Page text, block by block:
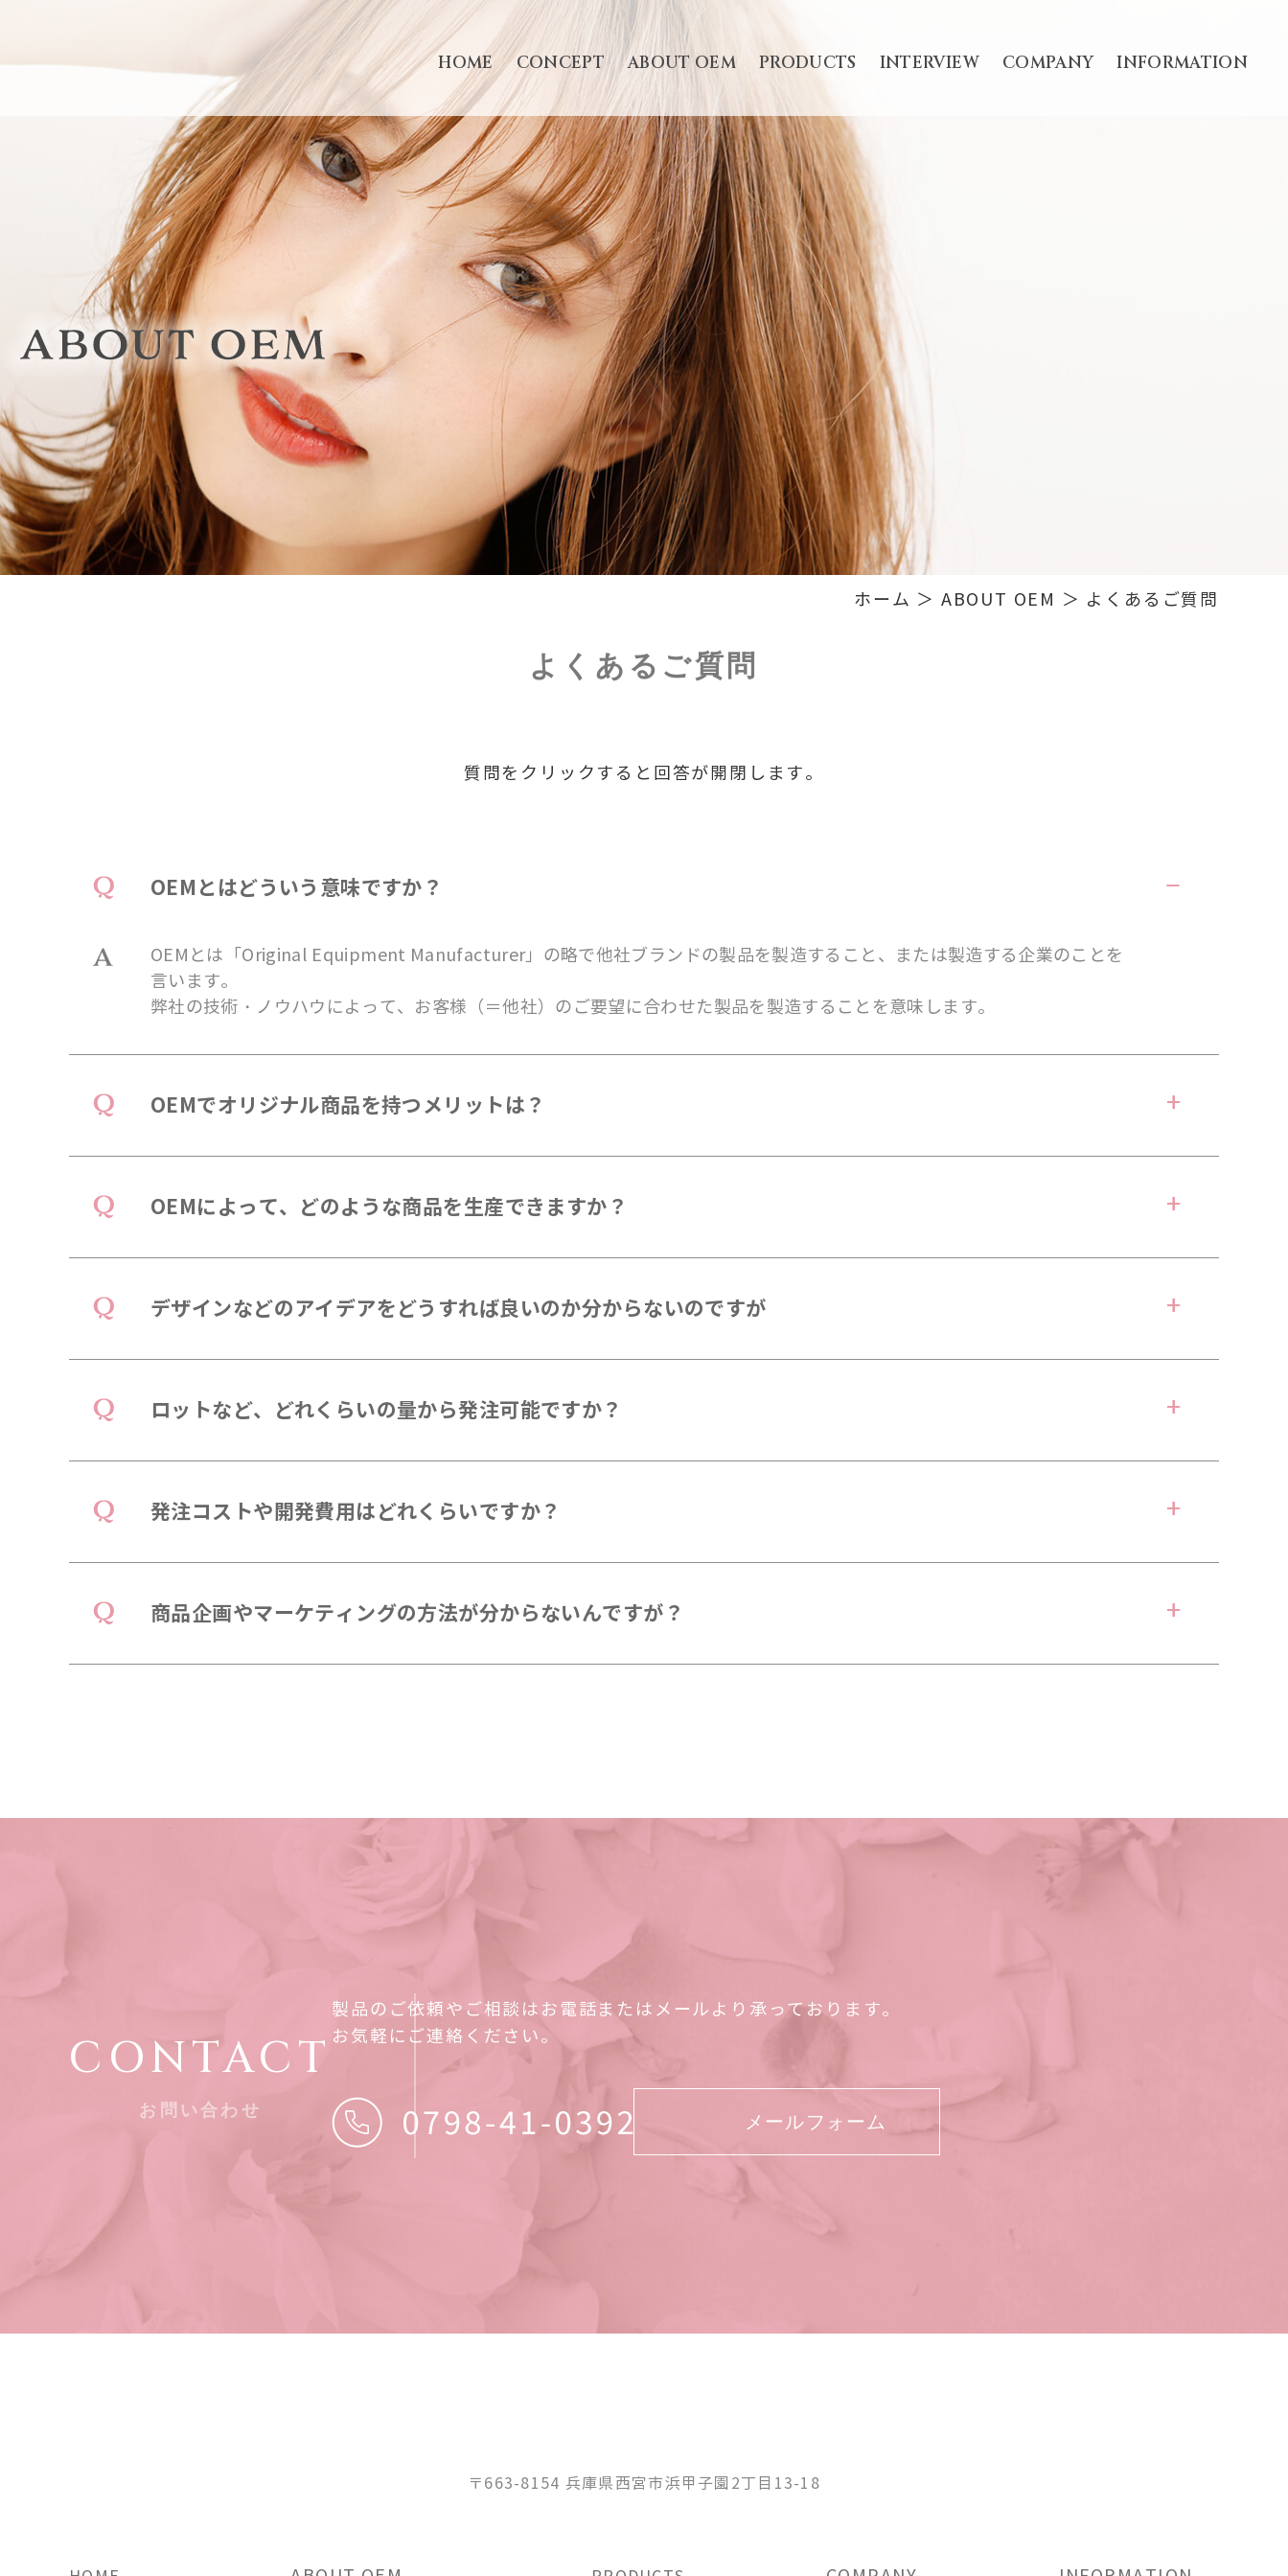
HOME CONCEPT ABOUT OEM PRODUCTS INTERVIEW COMPANY INFORMATION
ホーム ＞ ABOUT OEM ＞ よくあるご質問
よくあるご質問
質問をクリックすると回答が開閉します。
OEMとはどういう意味ですか？
OEMとは「Original Equipment Manufacturer」の略で他社ブランドの製品を製造すること、または製造する企業のことを
言います。
弊社の技術・ノウハウによって、お客様（＝他社）のご要望に合わせた製品を製造することを意味します。
OEMでオリジナル商品を持つメリットは？
OEMによって、どのような商品を生産できますか？
デザインなどのアイデアをどうすれば良いのか分からないのですが
ロットなど、どれくらいの量から発注可能ですか？
発注コストや開発費用はどれくらいですか？
商品企画やマーケティングの方法が分からないんですが？
CONTACT
お問い合わせ
製品のご依頼やご相談はお電話またはメールより承っております。
お気軽にご連絡ください。
メールフォーム
〒663-8154 兵庫県西宮市浜甲子園2丁目13-18